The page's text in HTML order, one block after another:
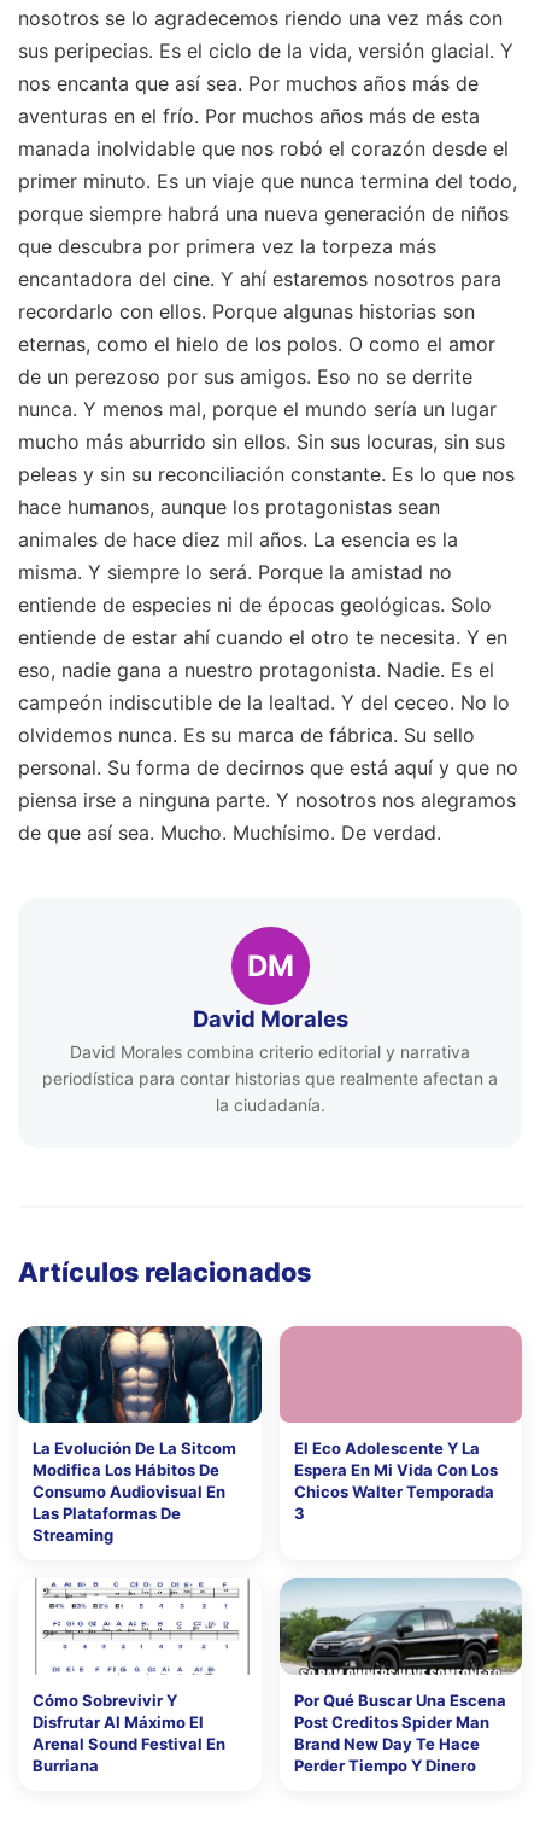
nosotros se lo agradecemos riendo una vez más con
sus peripecias. Es el ciclo de la vida, versión glacial. Y
nos encanta que así sea. Por muchos años más de
aventuras en el frío. Por muchos años más de esta
manada inolvidable que nos robó el corazón desde el
primer minuto. Es un viaje que nunca termina del todo,
porque siempre habrá una nueva generación de niños
que descubra por primera vez la torpeza más
encantadora del cine. Y ahí estaremos nosotros para
recordarlo con ellos. Porque algunas historias son
eternas, como el hielo de los polos. O como el amor
de un perezoso por sus amigos. Eso no se derrite
nunca. Y menos mal, porque el mundo sería un lugar
mucho más aburrido sin ellos. Sin sus locuras, sin sus
peleas y sin su reconciliación constante. Es lo que nos
hace humanos, aunque los protagonistas sean
animales de hace diez mil años. La esencia es la
misma. Y siempre lo será. Porque la amistad no
entiende de especies ni de épocas geológicas. Solo
entiende de estar ahí cuando el otro te necesita. Y en
eso, nadie gana a nuestro protagonista. Nadie. Es el
campeón indiscutible de la lealtad. Y del ceceo. No lo
olvidemos nunca. Es su marca de fábrica. Su sello
personal. Su forma de decirnos que está aquí y que no
piensa irse a ninguna parte. Y nosotros nos alegramos
de que así sea. Mucho. Muchísimo. De verdad.
DM
David Morales
David Morales combina criterio editorial y narrativa
periodística para contar historias que realmente afectan a
la ciudadanía.
Artículos relacionados
La Evolución De La Sitcom
Modifica Los Hábitos De
Consumo Audiovisual En
Las Plataformas De
Streaming
El Eco Adolescente Y La
Espera En Mi Vida Con Los
Chicos Walter Temporada
3
Cómo Sobrevivir Y
Disfrutar Al Máximo El
Arenal Sound Festival En
Burriana
Por Qué Buscar Una Escena
Post Creditos Spider Man
Brand New Day Te Hace
Perder Tiempo Y Dinero